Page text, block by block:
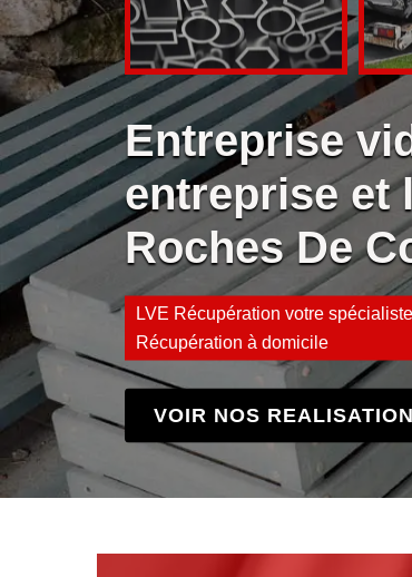
Entreprise
entreprise et
Roches De
LVE Récupération votre
Récupération à domicile
VOIR NOS